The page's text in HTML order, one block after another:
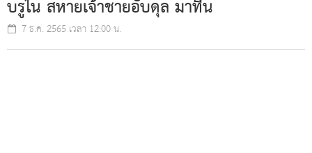
บรูไน สหายเจ้าชายอับดุล มาทีน
7 ธ.ค. 2565 เวลา 12:00 น.